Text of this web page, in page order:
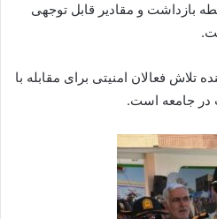
بازداشت و مقادیر قابل توجهی
تلاش فعالان امنیتی برای مقابله با
در جامعه است.